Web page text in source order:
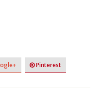
Pinterest